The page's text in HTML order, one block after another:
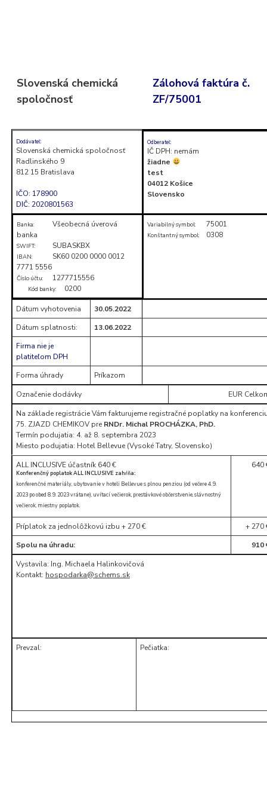
Enter)Slovenská chemická
spoločnosť
Zálohová faktúra č.
ZF/75001
Dodávateľ:
Slovenská chemická spoločnosť
Radlinského 9
812 15 Bratislava
IČO: 178900
DIČ: 2020801563
Odberateľ:
IČ DPH: nemám
žiadne
test
04012 Košice
Slovensko
Banka:
Všeobecná úverová
banka
SWIFT: SUBASKBX
IBAN:
SK60 0200 0000 0012
7771 5556
Číslo účtu: 1277715556
Kód banky: 0200
Variabilný symbol: 75001
Konštantný symbol: 0308
Dátum vyhotovenia
30.05.2022
Dátum splatnosti:
13.06.2022
Firma nie je
platiteľom DPH
Forma úhrady
Príkazom
Označenie dodávky
EUR
Na základe registrácie Vám fakturujeme registračné poplatky na
75. ZJAZD CHEMIKOV pre RNDr. Michal PROCHÁZKA, PhD.
Termín podujatia: 4. až 8. septembra 2023
Miesto podujatia: Hotel Bellevue (Vysoké Tatry, Slovensko)
ALL INCLUSIVE účastník 640 €
Konferenčný poplatok ALL INCLUSIVE zahŕňa:
konferenčné materiály, ubytovanie v hoteli Bellevue s plnou penziou (od večere 4. 9.
2023 po obed 8. 9. 2023 vrátane), uvítací večierok, prestávkové občerstvenie, slávnostný
večierok, miestny poplatok.
640
Príplatok za jednolôžkovú izbu + 270 €
+ 270
Spolu na úhradu:
910
Vystavila: Ing. Michaela Halinkovičová
Kontakt: hospodarka@schems.sk
Prevzal: Pečiatka: